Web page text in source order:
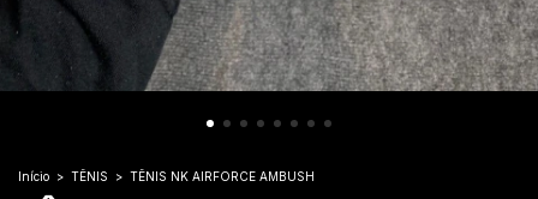
Início > TÊNIS > TÊNIS NK AIRFORCE AMBUSH